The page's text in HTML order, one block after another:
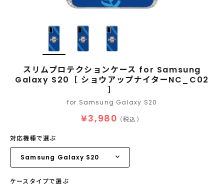
スリムプロテクションケース for Samsung
Galaxy S20［ ショウアップナイターNC_C02
］
for Samsung Galaxy S20
¥3,980 （税込）
対応機種で選ぶ
ケースタイプで選ぶ